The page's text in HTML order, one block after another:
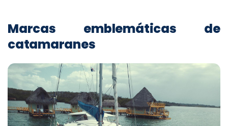
Marcas emblemáticas de
catamaranes